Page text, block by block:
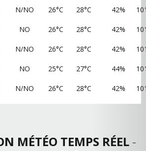
N/NO 26°C 28°C 42%
NO 26°C 28°C 42%
N/NO 26°C 28°C 42%
NO 25°C 27°C 44%
N/NO 26°C 28°C 42%
MÉTÉO TEMPS RÉEL -